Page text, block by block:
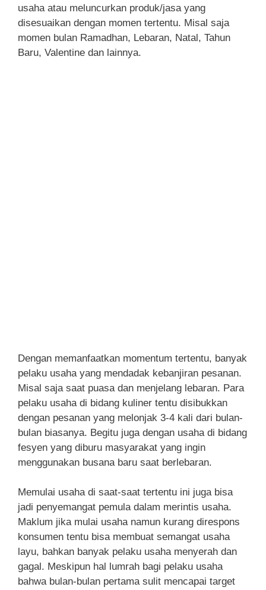
usaha atau meluncurkan produk/jasa yang
disesuaikan dengan momen tertentu. Misal saja
momen bulan Ramadhan, Lebaran, Natal, Tahun
Baru, Valentine dan lainnya.
Dengan memanfaatkan momentum tertentu, banyak
pelaku usaha yang mendadak kebanjiran pesanan.
Misal saja saat puasa dan menjelang lebaran. Para
pelaku usaha di bidang kuliner tentu disibukkan
dengan pesanan yang melonjak 3-4 kali dari bulan-
bulan biasanya. Begitu juga dengan usaha di bidang
fesyen yang diburu masyarakat yang ingin
menggunakan busana baru saat berlebaran.
Memulai usaha di saat-saat tertentu ini juga bisa
jadi penyemangat pemula dalam merintis usaha.
Maklum jika mulai usaha namun kurang direspons
konsumen tentu bisa membuat semangat usaha
layu, bahkan banyak pelaku usaha menyerah dan
gagal. Meskipun hal lumrah bagi pelaku usaha
bahwa bulan-bulan pertama sulit mencapai target